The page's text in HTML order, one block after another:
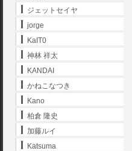
ジェットセイヤ
jorge
KaIT0
神林 祥太
KANDAI
かねこなつき
Kano
柏倉 隆史
加藤ルイ
Katsuma